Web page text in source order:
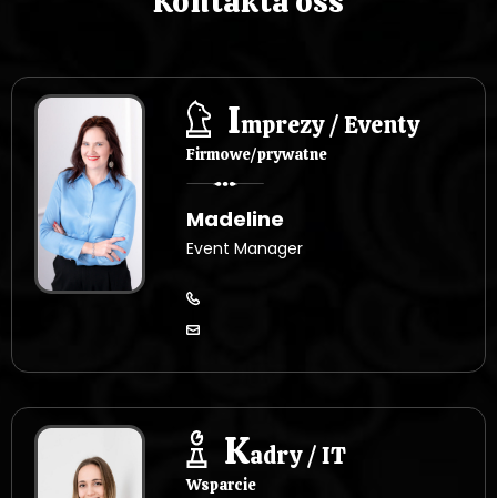
Imprezy / Eventy
Firmowe/prywatne
Madeline
Event Manager
Kadry / IT
Wsparcie